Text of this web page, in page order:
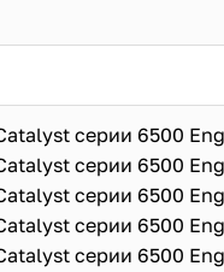
серии 6500
серии 6500
серии 6500
серии 6500
серии 6500